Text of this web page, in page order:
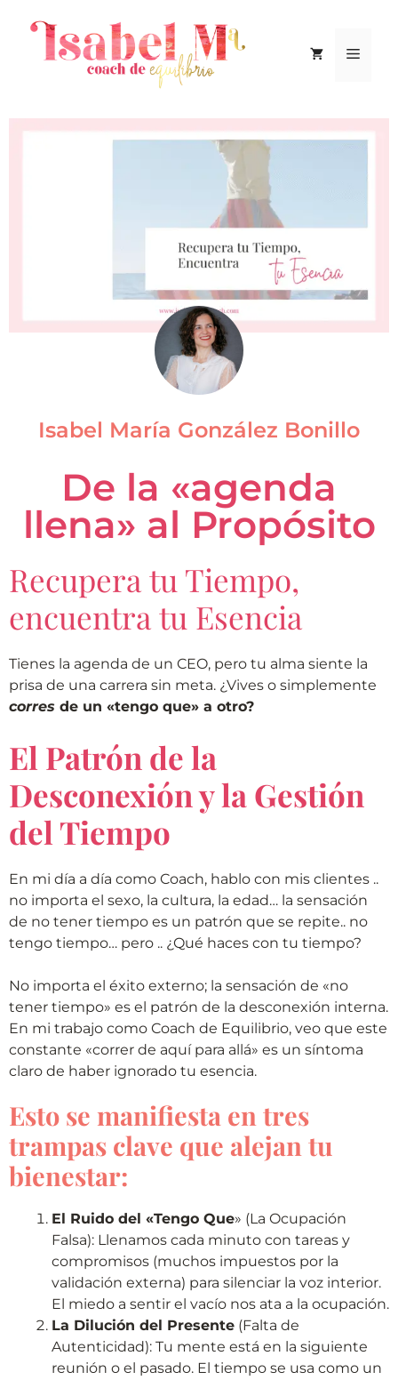
Isabel María González Bonillo
De la «agenda
llena» al Propósito
Recupera tu Tiempo,
encuentra tu Esencia
Tienes la agenda de un CEO, pero tu alma siente la
prisa de una carrera sin meta. ¿Vives o simplemente
corres de un «tengo que» a otro?
El Patrón de la
Desconexión y la Gestión
del Tiempo
En mi día a día como Coach, hablo con mis clientes ..
no importa el sexo, la cultura, la edad… la sensación
de no tener tiempo es un patrón que se repite.. no
tengo tiempo… pero .. ¿Qué haces con tu tiempo?
No importa el éxito externo; la sensación de «no
tener tiempo» es el patrón de la desconexión interna.
En mi trabajo como Coach de Equilibrio, veo que este
constante «correr de aquí para allá» es un síntoma
claro de haber ignorado tu esencia.
Esto se manifiesta en tres
trampas clave que alejan tu
bienestar:
El Ruido del «Tengo Que» (La Ocupación
Falsa): Llenamos cada minuto con tareas y
compromisos (muchos impuestos por la
validación externa) para silenciar la voz interior.
El miedo a sentir el vacío nos ata a la ocupación.
La Dilución del Presente (Falta de
Autenticidad): Tu mente está en la siguiente
reunión o el pasado. El tiempo se usa como un